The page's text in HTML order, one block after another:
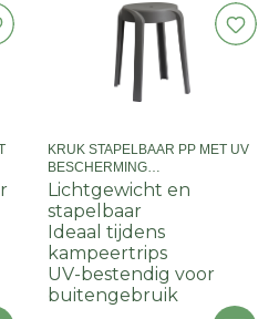
KRUK STAPELBAAR PP MET UV
BESCHERMING
34X34X45CMKLEUR 1 GRIJS
Lichtgewicht en
stapelbaar
Ideaal tijdens
kampeertrips
UV-bestendig voor
buitengebruik